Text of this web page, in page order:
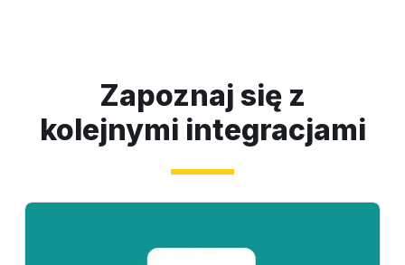
Zapoznaj się z
kolejnymi integracjami